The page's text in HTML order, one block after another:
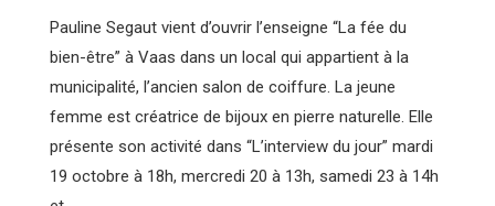
Pauline Segaut vient d’ouvrir l’enseigne “La fée du
bien-être” à Vaas dans un local qui appartient à la
municipalité, l’ancien salon de coiffure. La jeune
femme est créatrice de bijoux en pierre naturelle. Elle
présente son activité dans “L’interview du jour” mardi
19 octobre à 18h, mercredi 20 à 13h, samedi 23 à 14h